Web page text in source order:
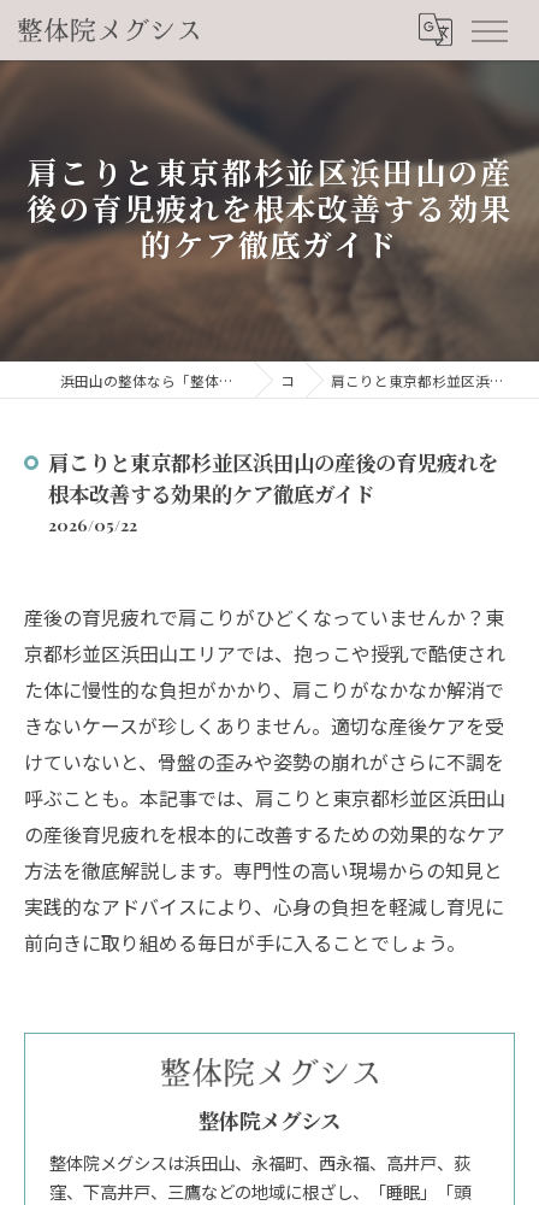
肩こりと東京都杉並区浜田山の産
後の育児疲れを根本改善する効果
的ケア徹底ガイド
浜田山の整体なら「整体院メグシス」肩こり・腰痛・自律神経の悩みを睡眠から改善 コラム 肩こりと東京都杉並区浜田山の産後の育児疲れを根本改善する効果的ケア徹底ガイド
肩こりと東京都杉並区浜田山の産後の育児疲れを
根本改善する効果的ケア徹底ガイド
2026/05/22
産後の育児疲れで肩こりがひどくなっていませんか？東
京都杉並区浜田山エリアでは、抱っこや授乳で酷使され
た体に慢性的な負担がかかり、肩こりがなかなか解消で
きないケースが珍しくありません。適切な産後ケアを受
けていないと、骨盤の歪みや姿勢の崩れがさらに不調を
呼ぶことも。本記事では、肩こりと東京都杉並区浜田山
の産後育児疲れを根本的に改善するための効果的なケア
方法を徹底解説します。専門性の高い現場からの知見と
実践的なアドバイスにより、心身の負担を軽減し育児に
前向きに取り組める毎日が手に入ることでしょう。
整体院メグシス
整体院メグシスは浜田山、永福町、西永福、高井戸、荻
窪、下高井戸、三鷹などの地域に根ざし、「睡眠」「頭